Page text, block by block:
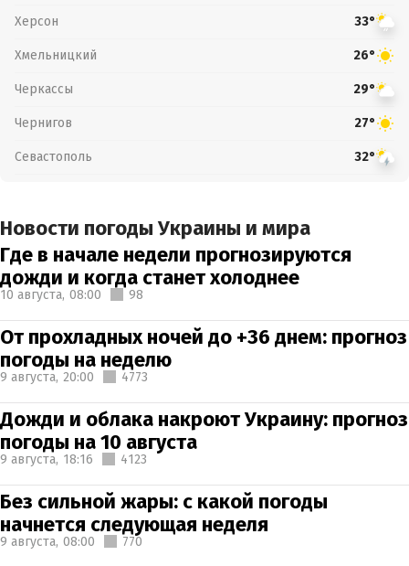
Херсон 33°
Хмельницкий 26°
Черкассы 29°
Чернигов 27°
Севастополь 32°
Новости погоды Украины и мира
Где в начале недели прогнозируются
дожди и когда станет холоднее
10 августа, 08:00 98
От прохладных ночей до +36 днем: прогноз
погоды на неделю
9 августа, 20:00 4773
Дожди и облака накроют Украину: прогноз
погоды на 10 августа
9 августа, 18:16 4123
Без сильной жары: с какой погоды
начнется следующая неделя
9 августа, 08:00 770